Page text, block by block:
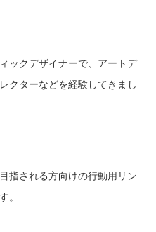
ックデザイナーで、アートデ
クターなどを経験してきまし
指される方向けの行動用リン
。